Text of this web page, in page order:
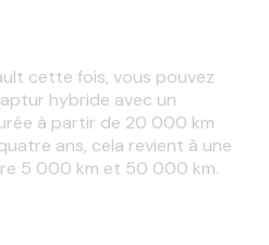
cette fois, vous pouvez
hybride avec un
à partir de 20 000 km
ans, cela revient à une
5 000 km et 50 000 km.